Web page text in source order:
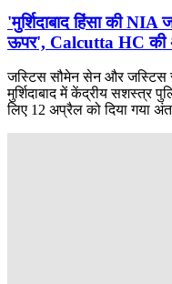
'मुर्शिदाबाद हिंसा की
ऊपर', Calcutta HC की
जस्टिस सौमेन सेन और जस्टिस
मुर्शिदाबाद में केंद्रीय सशस्त्र
लिए 12 अप्रैल को दिया गया